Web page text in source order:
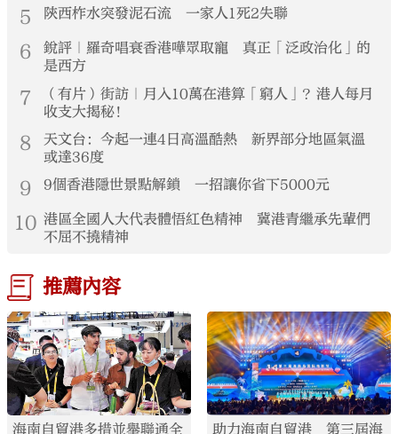
5 陝西柞水突發泥石流 一家人1死2失聯
6
銳評｜羅奇唱衰香港嘩眾取寵 真正「泛政治化」的
是西方
7
（有片）街訪｜月入10萬在港算「窮人」？港人每月
收支大揭秘！
8
天文台：今起一連4日高溫酷熱 新界部分地區氣溫
或達36度
9 9個香港隱世景點解鎖 一招讓你省下5000元
10 港區全國人大代表體悟紅色精神 冀港青繼承先輩們
不屈不撓精神
推薦內容
海南自貿港多措並舉聯通全
助力海南自貿港 第三屆海